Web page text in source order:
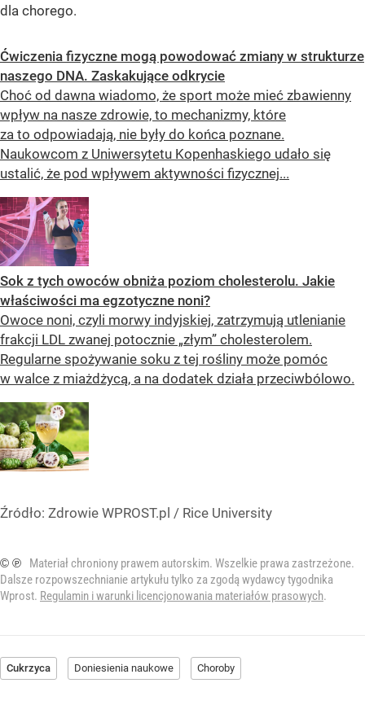
dla chorego.
Ćwiczenia fizyczne mogą powodować zmiany w strukturze
naszego DNA. Zaskakujące odkrycie
Choć od dawna wiadomo, że sport może mieć zbawienny
wpływ na nasze zdrowie, to mechanizmy, które
za to odpowiadają, nie były do końca poznane.
Naukowcom z Uniwersytetu Kopenhaskiego udało się
ustalić, że pod wpływem aktywności fizycznej...
Sok z tych owoców obniża poziom cholesterolu. Jakie
właściwości ma egzotyczne noni?
Owoce noni, czyli morwy indyjskiej, zatrzymują utlenianie
frakcji LDL zwanej potocznie „złym” cholesterolem.
Regularne spożywanie soku z tej rośliny może pomóc
w walce z miażdżycą, a na dodatek działa przeciwbólowo.
Źródło: Zdrowie WPROST.pl / Rice University
© ℗
Materiał chroniony prawem autorskim. Wszelkie prawa zastrzeżone.
Dalsze rozpowszechnianie artykułu tylko za zgodą wydawcy tygodnika
Wprost. Regulamin i warunki licencjonowania materiałów prasowych.
Cukrzyca Doniesienia naukowe Choroby